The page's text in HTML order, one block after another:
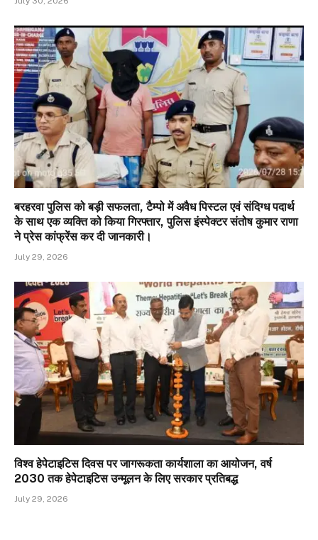
बरहरवा पुलिस को बड़ी सफलता, टैम्पो में अवैध पिस्टल एवं संदिग्ध पदार्थ
के साथ एक व्यक्ति को किया गिरफ्तार, पुलिस इंस्पेक्टर संतोष कुमार राणा
ने प्रेस कांफ्रेंस कर दी जानकारी।
July 29, 2026
विश्व हेपेटाइटिस दिवस पर जागरूकता कार्यशाला का आयोजन, वर्ष
2030 तक हेपेटाइटिस उन्मूलन के लिए सरकार प्रतिबद्ध
July 29, 2026